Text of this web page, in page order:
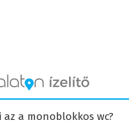
az a monoblokkos wc?